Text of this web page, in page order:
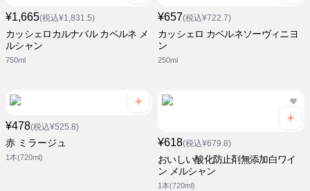
¥1,665(税込¥1,831.5)
カッシェロカルナバル カベルネ メ
ルシャン
750ml
¥657(税込¥722.7)
カッシェロ カベルネソーヴィニヨ
ン
250ml
¥478(税込¥525.8)
赤 ミラージュ
1本(720ml)
¥618(税込¥679.8)
おいしい酸化防止剤無添加白ワイ
ン メルシャン
1本(720ml)